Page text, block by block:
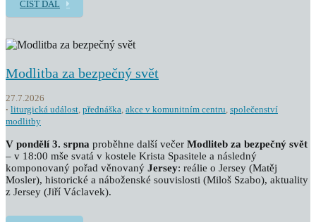
ČÍST DÁL
Modlitba za bezpečný svět
27.7.2026
liturgická událost, přednáška, akce v komunitním centru, společenství
modlitby
V pondělí 3. srpna proběhne další večer Modliteb za bezpečný svět
– v 18:00 mše svatá v kostele Krista Spasitele a následný
komponovaný pořad věnovaný Jersey: reálie o Jersey (Matěj
Mosler), historické a náboženské souvislosti (Miloš Szabo), aktuality
z Jersey (Jiří Václavek).